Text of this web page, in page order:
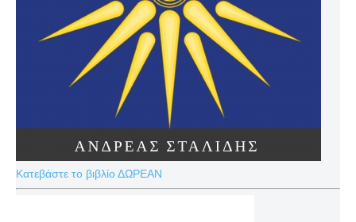
Κατεβάστε το βιβλίο ΔΩΡΕΑΝ